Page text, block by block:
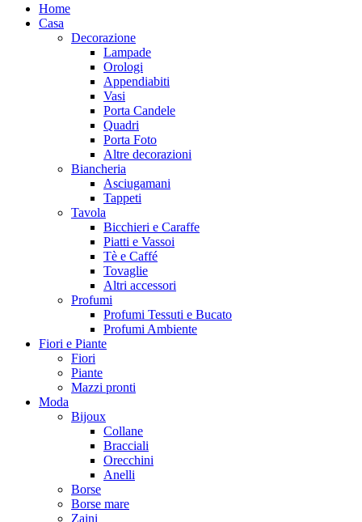
Home
Casa
Decorazione
Lampade
Orologi
Appendiabiti
Vasi
Porta Candele
Quadri
Porta Foto
Altre decorazioni
Biancheria
Asciugamani
Tappeti
Tavola
Bicchieri e Caraffe
Piatti e Vassoi
Tè e Caffé
Tovaglie
Altri accessori
Profumi
Profumi Tessuti e Bucato
Profumi Ambiente
Fiori e Piante
Fiori
Piante
Mazzi pronti
Moda
Bijoux
Collane
Bracciali
Orecchini
Anelli
Borse
Borse mare
Zaini